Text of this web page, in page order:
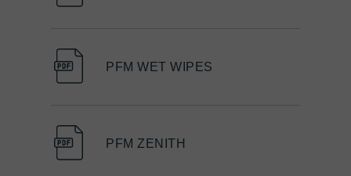
PFM WET WIPES
PFM ZENITH